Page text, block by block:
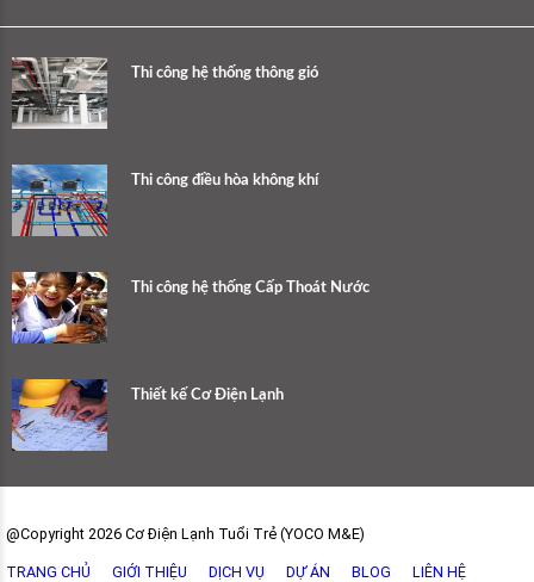
Thi công hệ thống thông gió
Thi công điều hòa không khí
Thi công hệ thống Cấp Thoát Nước
Thiết kế Cơ Điện Lạnh
@Copyright 2026 Cơ Điện Lạnh Tuổi Trẻ (YOCO M&E)
TRANG CHỦ GIỚI THIỆU DỊCH VỤ DỰ ÁN BLOG LIÊN HỆ